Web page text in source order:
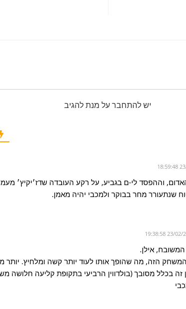
יש להתחבר על מנת להגיב
וההפסד לי-ם בגביע, על רקע העובדה שדז׳יקיץ׳
שנתעורר מחר בבוקר ולמכבי יהיה מאמן.
המשובח, אילן.
הזה, מה שהופך אותו לעוד יותר קשה ומלחיץ. יותר
זה בכלל מסובך (בולדווין הרביעי בתקופת קליעה חלושה